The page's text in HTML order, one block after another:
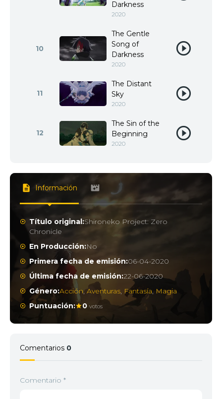
Darkness
2020
10
The Gentle
Song of
Darkness
2020
11
The Distant
Sky
2020
12
The Sin of the
Beginning
2020
Información
Título original:Shironeko Project: Zero
Chronicle
En Producción:No
Primera fecha de emisión:06-04-2020
Última fecha de emisión:22-06-2020
Género:Acción,Aventuras, Fantasía, Magia
Puntuación:
0 votos
Comentarios 0
Comentario *